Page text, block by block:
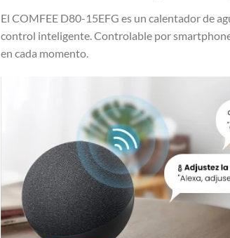
El COMFEE D80-15EFG es un calentador de
control inteligente. Controlable por
en cada momento.